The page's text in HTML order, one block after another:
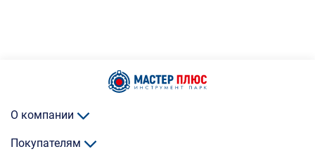
О компании
Покупателям